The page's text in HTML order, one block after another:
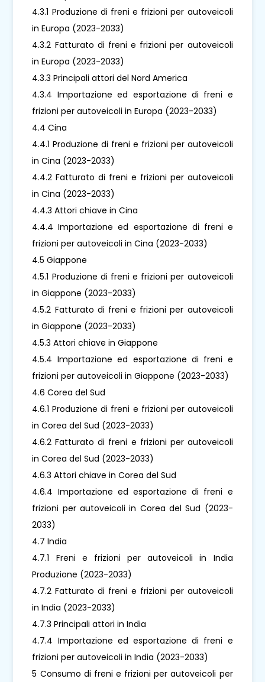
4.3.1 Produzione di freni e frizioni per autoveicoli
in Europa (2023-2033)
4.3.2 Fatturato di freni e frizioni per autoveicoli
in Europa (2023-2033)
4.3.3 Principali attori del Nord America
4.3.4 Importazione ed esportazione di freni e
frizioni per autoveicoli in Europa (2023-2033)
4.4 Cina
4.4.1 Produzione di freni e frizioni per autoveicoli
in Cina (2023-2033)
4.4.2 Fatturato di freni e frizioni per autoveicoli
in Cina (2023-2033)
4.4.3 Attori chiave in Cina
4.4.4 Importazione ed esportazione di freni e
frizioni per autoveicoli in Cina (2023-2033)
4.5 Giappone
4.5.1 Produzione di freni e frizioni per autoveicoli
in Giappone (2023-2033)
4.5.2 Fatturato di freni e frizioni per autoveicoli
in Giappone (2023-2033)
4.5.3 Attori chiave in Giappone
4.5.4 Importazione ed esportazione di freni e
frizioni per autoveicoli in Giappone (2023-2033)
4.6 Corea del Sud
4.6.1 Produzione di freni e frizioni per autoveicoli
in Corea del Sud (2023-2033)
4.6.2 Fatturato di freni e frizioni per autoveicoli
in Corea del Sud (2023-2033)
4.6.3 Attori chiave in Corea del Sud
4.6.4 Importazione ed esportazione di freni e
frizioni per autoveicoli in Corea del Sud (2023-
2033)
4.7 India
4.7.1 Freni e frizioni per autoveicoli in India
Produzione (2023-2033)
4.7.2 Fatturato di freni e frizioni per autoveicoli
in India (2023-2033)
4.7.3 Principali attori in India
4.7.4 Importazione ed esportazione di freni e
frizioni per autoveicoli in India (2023-2033)
5 Consumo di freni e frizioni per autoveicoli per